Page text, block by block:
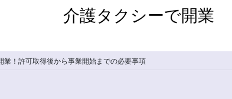
介護タクシーで開業
業！許可取得後から事業開始までの必要事項